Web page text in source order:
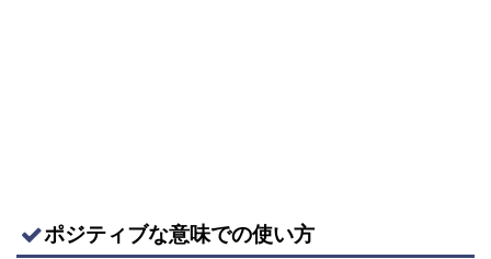
ポジティブな意味での使い方